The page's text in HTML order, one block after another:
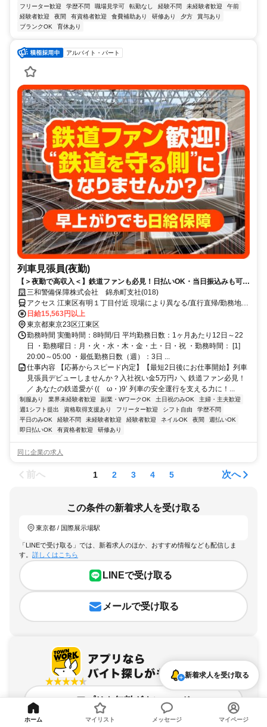
フリーター歓迎
学歴不問 職場見学可 転勤なし 経験不問 未経験者歓迎
午前
経験者歓迎
夜間 有資格者歓迎 食費補助あり 研修あり 夕方
賞与あり
ブランクOK
育休あり
アルバイト・パート
列車見張員(夜勤)
【＞夜勤で高収入＜】鉄道ファンも必見！日払いOK・当日振込みも可能
♪
三和警備保障株式会社 錦糸町支社(018)
アクセス 江東区有明１丁目付近 現場により異なる/直行直帰/勤務地相
談可 ■電話面接■来社不要■即日勤務
日給15,563円以上
東京都東京23区江東区
勤務時間 実働時間：8時間/日 平均勤務日数：1ヶ月あたり12日～22
日 ・勤務曜日：月・火・水・木・金・土・日・祝 ・勤務時間： [1]
20:00～05:00 ・最低勤務日数（週）：3日 ...
仕事内容 【応募からスピード内定】【最短2日後にお仕事開始】列車
見張員デビューしませんか？入社祝い金5万円♪ ＼ 鉄道ファン必見！
／ あなたの鉄道愛が ((ゝω・)9’ 列車の安全運行を支える力に！...
制服あり 業界未経験者歓迎 副業・WワークOK 土日祝のみOK
主婦・主夫歓迎
週1シフト提出
資格取得支援あり フリーター歓迎 シフト自由
学歴不問
平日のみOK
経験不問 未経験者歓迎 経験者歓迎 ネイルOK 夜間
週払いOK
即日払いOK
有資格者歓迎 研修あり
同じ企業の求人
前へ 1 2 3 4 5 次へ
この条件の新着求人を受け取る
東京都 / 国際展示場駅
「LINEで受け取る」では、新着求人のほか、おすすめ情報なども配信しま
す。 詳しくはこちら
LINEで受け取る
メールで受け取る
アプリを無料ダウンロード
新着求人を受け取る
ホーム マイリスト メッセージ マイページ